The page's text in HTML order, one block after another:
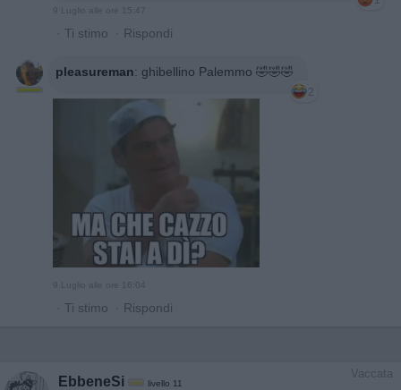
9 Luglio alle ore 15:47
· Ti stimo · Rispondi
pleasureman: ghibellino Palemmo 🤣🤣🤣
2
9 Luglio alle ore 16:04
· Ti stimo · Rispondi
Vaccata
EbbeneSi livello 11